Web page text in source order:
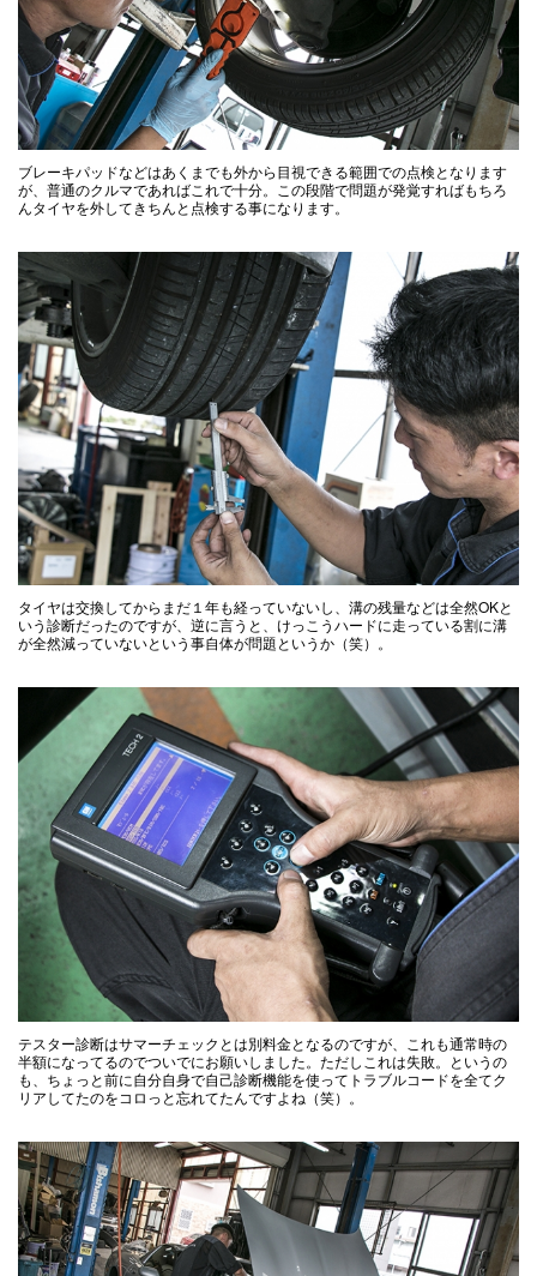
ブレーキパッドなどはあくまでも外から目視できる範囲での点検となります
が、普通のクルマであればこれで十分。この段階で問題が発覚すればもちろ
んタイヤを外してきちんと点検する事になります。
タイヤは交換してからまだ１年も経っていないし、溝の残量などは全然OKと
いう診断だったのですが、逆に言うと、けっこうハードに走っている割に溝
が全然減っていないという事自体が問題というか（笑）。
テスター診断はサマーチェックとは別料金となるのですが、これも通常時の
半額になってるのでついでにお願いしました。ただしこれは失敗。というの
も、ちょっと前に自分自身で自己診断機能を使ってトラブルコードを全てク
リアしてたのをコロっと忘れてたんですよね（笑）。